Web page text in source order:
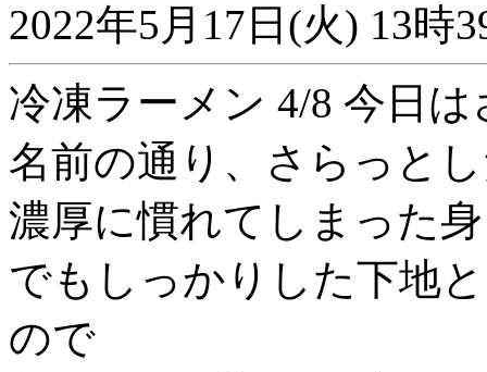
2022年5月17日(火) 13時
冷凍ラーメン 4/8 今日は
名前の通り、さらっと
濃厚に慣れてしまった
でもしっかりした下地
ので